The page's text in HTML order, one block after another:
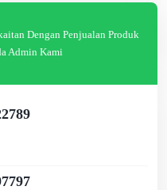
Dengan Penjualan Produk
Admin Kami